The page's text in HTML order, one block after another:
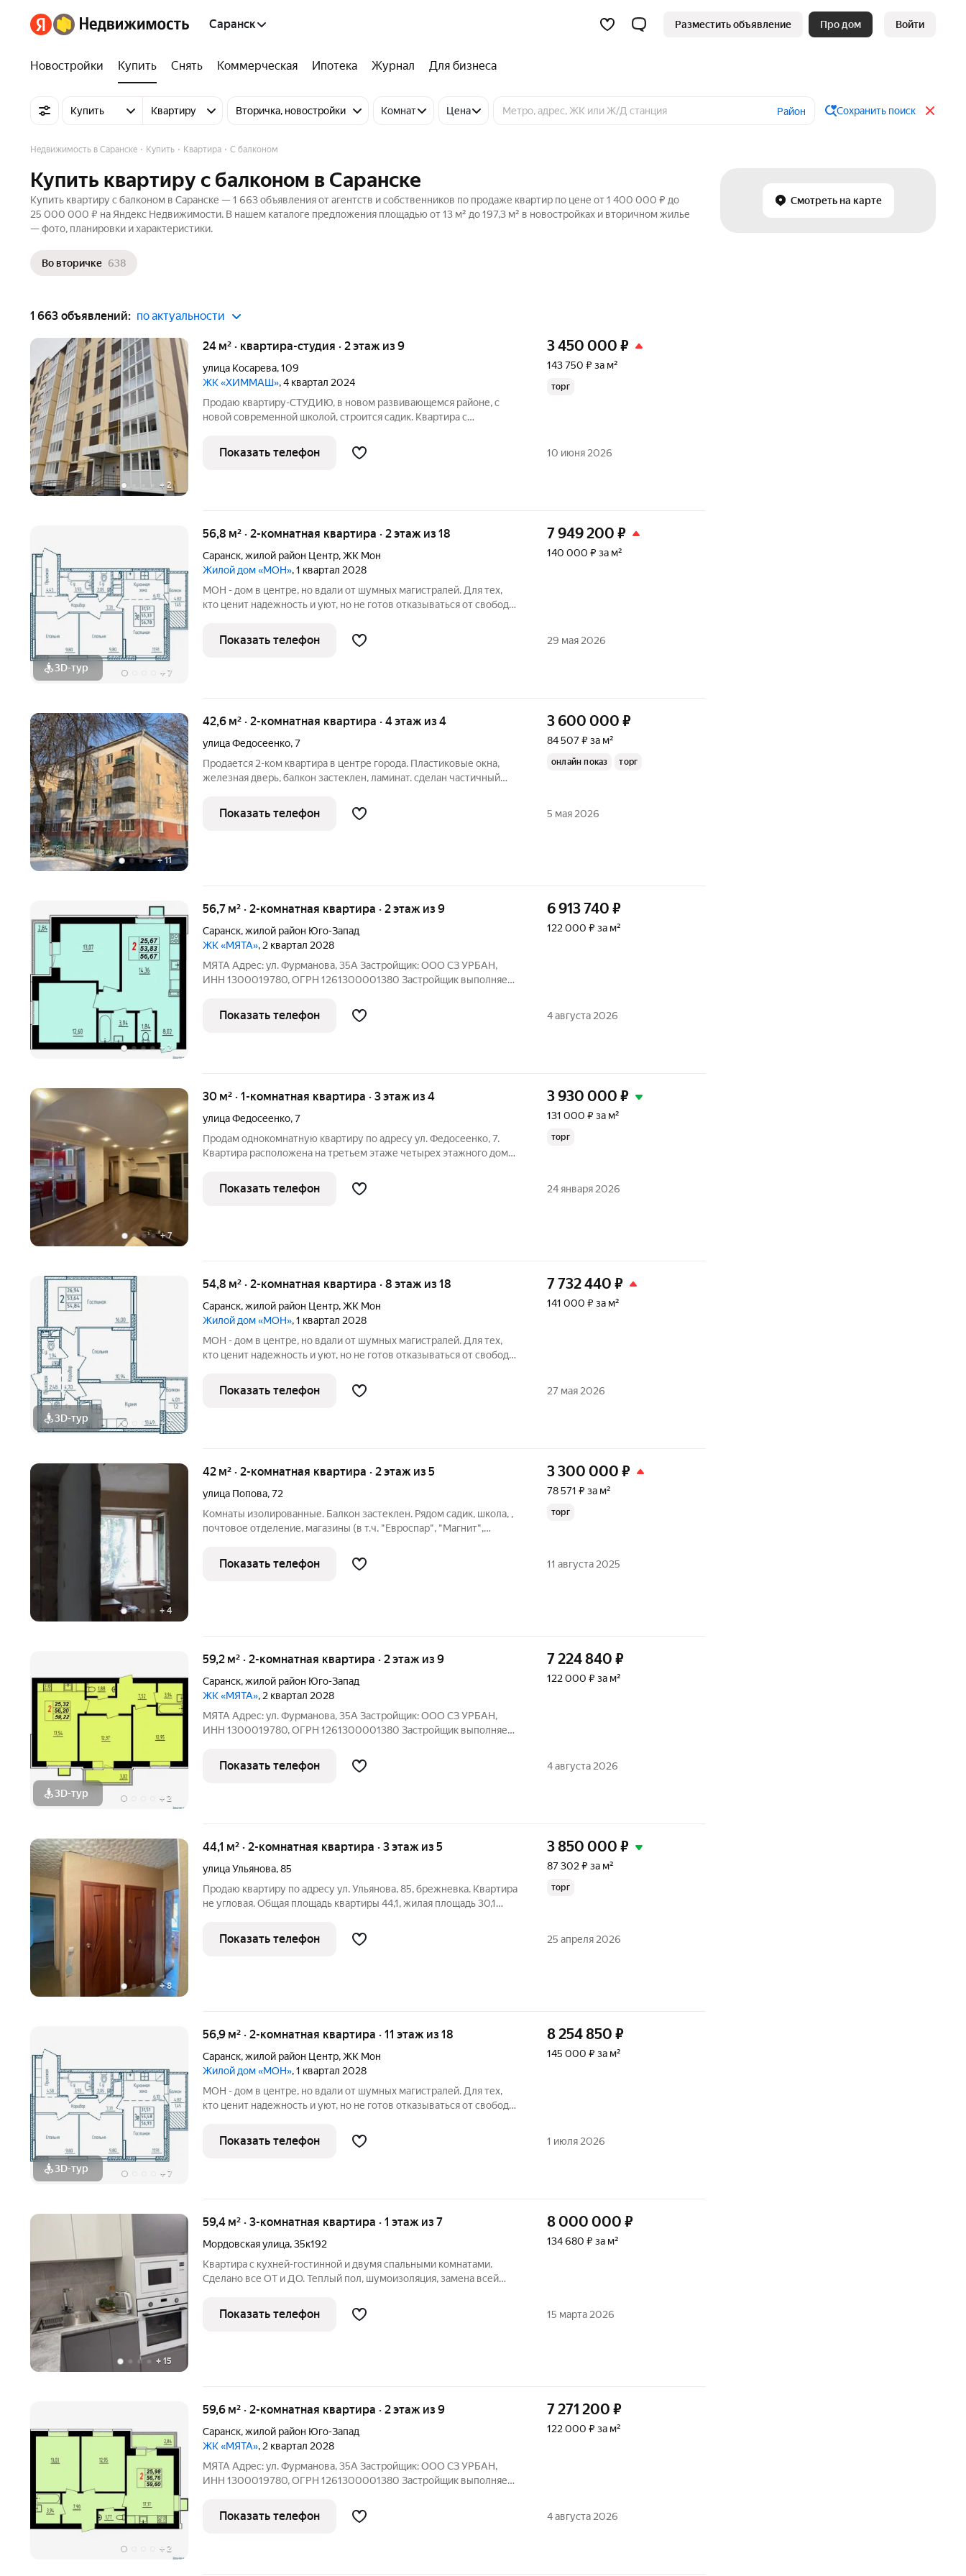
Саранск Разместить объявление Про дом Войти
Новостройки Купить Снять Коммерческая Ипотека Журнал Для бизнеса
Купить Квартиру Вторичка, новостройки Комнат Цена Район Сохранить поиск
Смотреть на карте
Недвижимость в Саранске Купить Квартира С балконом
Купить квартиру с балконом в Саранске
Купить квартиру с балконом в Саранске — 1 663 объявления от агентств и собственников по продаже квартир по цене от 1 400 000 ₽ до
25 000 000 ₽ на Яндекс Недвижимости. В нашем каталоге предложения площадью от 13 м² до 197,3 м² в новостройках и вторичном жилье
— фото, планировки и характеристики.
Во вторичке 638
1 663 объявлений: по актуальности
+ 2
24 м² · квартира-студия · 2 этаж из 9
улица Косарева,109
ЖК «ХИММАШ», 4 квартал 2024
Продаю квартиру-СТУДИЮ, в новом развивающемся районе, с
новой современной школой, строится садик. Квартира с
натяжной потолок, железная дверь, Санузел совмещенный, в
идеальном состоянии,
3 450 000 ₽
143 750 ₽ за м²
торг
Показать телефон 10 июня 2026
3D-тур + 7
56,8 м² · 2-комнатная квартира · 2 этаж из 18
Саранск,жилой район Центр,ЖК Мон
Жилой дом «МОН», 1 квартал 2028
МОН - дом в центре, но вдали от шумных магистралей. Для тех,
кто ценит надежность и уют, но не готов отказываться от свободы,
ООО СЗ ВЕЛОДРОМ, ОГРН 1241300003064, ИНН 1300012344
7 949 200 ₽
140 000 ₽ за м²
Показать телефон 29 мая 2026
+11
42,6 м² · 2-комнатная квартира · 4 этаж из 4
улица Федосеенко,7
Продается 2-ком квартира в центре города. Пластиковые окна,
железная дверь, балкон застеклен, ламинат. сделан частичный
Вся сума в договоре.Быстры выход на сделку. В шаговой
доступности
3 600 000 ₽
84 507 ₽ за м²
онлайн показ торг
Показать телефон 5 мая 2026
+ 2
56,7 м² · 2-комнатная квартира · 2 этаж из 9
Саранск,жилой район Юго-Запад
ЖК «МЯТА», 2 квартал 2028
МЯТА Адрес: ул. Фурманова, 35А Застройщик: ООО СЗ УРБАН,
ИНН 1300019780, ОГРН 1261300001380 Застройщик выполняет
электроразводка по квартире с установкой розеток и
выключателей, железная входная
6 913 740 ₽
122 000 ₽ за м²
Показать телефон 4 августа 2026
+7
30 м² · 1-комнатная квартира · 3 этаж из 4
улица Федосеенко,7
Продам однокомнатную квартиру по адресу ул. Федосеенко, 7.
Квартира расположена на третьем этаже четырех этажного дома.
квартиры 30 кВ., жилая комната 17 кв.м, кухня 6 кв.м. В квартире
сделан
3 930 000 ₽
131 000 ₽ за м²
торг
Показать телефон 24 января 2026
3D-тур +7
54,8 м² · 2-комнатная квартира · 8 этаж из 18
Саранск,жилой район Центр,ЖК Мон
Жилой дом «МОН», 1 квартал 2028
МОН - дом в центре, но вдали от шумных магистралей. Для тех,
кто ценит надежность и уют, но не готов отказываться от свободы,
ООО СЗ ВЕЛОДРОМ, ОГРН 1241300003064, ИНН 1300012344
7 732 440 ₽
141 000 ₽ за м²
Показать телефон 27 мая 2026
+4
42 м² · 2-комнатная квартира · 2 этаж из 5
улица Попова,72
Комнаты изолированные. Балкон застеклен. Рядом садик, школа, ,
почтовое отделение, магазины (в т.ч. "Евроспар", "Магнит",
3 300 000 ₽
78 571 ₽ за м²
торг
Показать телефон 11 августа 2025
3D-тур + 2
59,2 м² · 2-комнатная квартира · 2 этаж из 9
Саранск,жилой район Юго-Запад
ЖК «МЯТА», 2 квартал 2028
МЯТА Адрес: ул. Фурманова, 35А Застройщик: ООО СЗ УРБАН,
ИНН 1300019780, ОГРН 1261300001380 Застройщик выполняет
электроразводка по квартире с установкой розеток и
выключателей, железная входная
7 224 840 ₽
122 000 ₽ за м²
Показать телефон 4 августа 2026
+8
44,1 м² · 2-комнатная квартира · 3 этаж из 5
улица Ульянова,85
Продаю квартиру по адресу ул. Ульянова, 85, брежневка. Квартира
не угловая. Общая площадь квартиры 44,1, жилая площадь 30,1
Имеется балкон. Развитая инфраструктура. Один собственник.
3 850 000 ₽
87 302 ₽ за м²
торг
Показать телефон 25 апреля 2026
3D-тур + 7
56,9 м² · 2-комнатная квартира · 11 этаж из 18
Саранск,жилой район Центр,ЖК Мон
Жилой дом «МОН», 1 квартал 2028
МОН - дом в центре, но вдали от шумных магистралей. Для тех,
кто ценит надежность и уют, но не готов отказываться от свободы,
ООО СЗ ВЕЛОДРОМ, ОГРН 1241300003064, ИНН 1300012344
8 254 850 ₽
145 000 ₽ за м²
Показать телефон 1 июля 2026
+ 15
59,4 м² · 3-комнатная квартира · 1 этаж из 7
Мордовская улица,35к192
Квартира с кухней-гостинной и двумя спальными комнатами.
Сделано все ОТ и ДО. Теплый пол, шумоизоляция, замена всей
штукатурку, керамогранит в прихожей и кухне-гостиной и
ламинат в спальнях.
8 000 000 ₽
134 680 ₽ за м²
Показать телефон 15 марта 2026
+ 2
59,6 м² · 2-комнатная квартира · 2 этаж из 9
Саранск,жилой район Юго-Запад
ЖК «МЯТА», 2 квартал 2028
МЯТА Адрес: ул. Фурманова, 35А Застройщик: ООО СЗ УРБАН,
ИНН 1300019780, ОГРН 1261300001380 Застройщик выполняет
электроразводка по квартире с установкой розеток и
выключателей, железная входная
7 271 200 ₽
122 000 ₽ за м²
Показать телефон 4 августа 2026